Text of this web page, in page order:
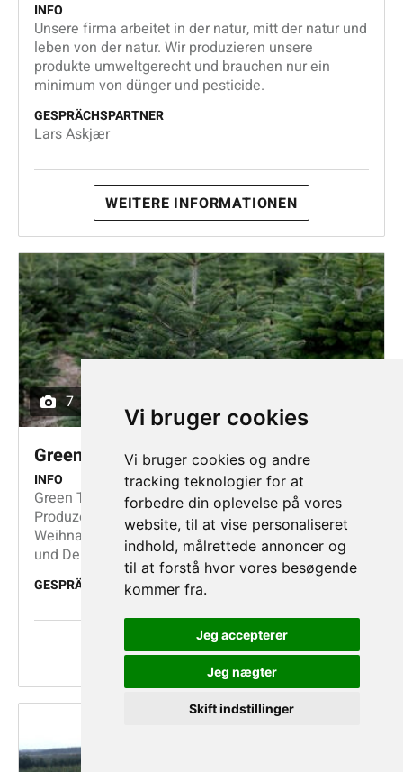
Vi bruger cookies
Vi bruger cookies og andre
tracking teknologier for at
forbedre din oplevelse på vores
website, til at vise personaliseret
indhold, målrettede annoncer og
til at forstå hvor vores besøgende
kommer fra.
Jeg accepterer
Jeg nægter
Skift indstillinger
INFO
Unsere firma arbeitet in der natur, mitt der natur und
leben von der natur. Wir produzieren unsere
produkte umweltgerecht und brauchen nur ein
minimum von dünger und pesticide.
GESPRÄCHSPARTNER
Lars Askjær
WEITERE INFORMATIONEN
7
Green Team Group A/S
INFO
Green Team Group A/S ist Europas führender
Produzent und Lieferant von
Weihnachtsbaumpflanzen, Weihnachts-bäumen
und Dekorationen. Die Verkaufsge-sellschaften der
Green Team Group vertreiben die Produkte direkt
an große europäische Einzelhandelsketten und
www.greenteam-group.com finden.
GESPRÄCHSPARTNER
WEITERE INFORMATIONEN